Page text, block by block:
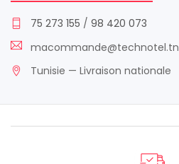
75 273 155 / 98 420 073
macommande@technotel.tn
Tunisie — Livraison nationale